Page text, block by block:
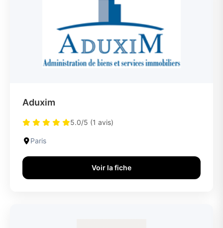
Aduxim
5.0/5 (1 avis)
Paris
Voir la fiche